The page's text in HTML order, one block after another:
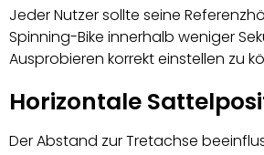
Jeder Nutzer sollte seine
Spinning-Bike innerhalb weniger
Ausprobieren korrekt einstellen zu
Horizontale
Der Abstand zur Tretachse